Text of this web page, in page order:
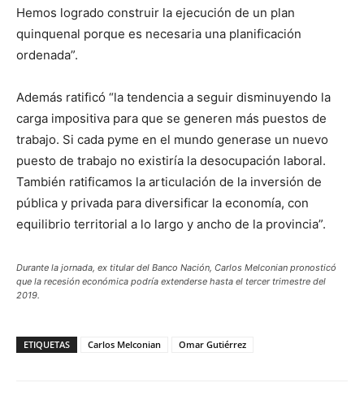
Hemos logrado construir la ejecución de un plan
quinquenal porque es necesaria una planificación
ordenada”.
Además ratificó “la tendencia a seguir disminuyendo la
carga impositiva para que se generen más puestos de
trabajo. Si cada pyme en el mundo generase un nuevo
puesto de trabajo no existiría la desocupación laboral.
También ratificamos la articulación de la inversión de
pública y privada para diversificar la economía, con
equilibrio territorial a lo largo y ancho de la provincia”.
Durante la jornada, ex titular del Banco Nación, Carlos Melconian pronosticó
que la recesión económica podría extenderse hasta el tercer trimestre del
2019.
ETIQUETAS Carlos Melconian Omar Gutiérrez